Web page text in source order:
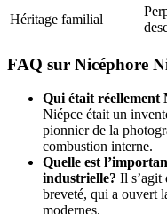
Héritage familial
FAQ sur Nicéphore
Qui était réellement
Niépce était un
pionnier de la
combustion interne.
Quelle est
industrielle? Il s’agit
breveté, qui a ouvert
modernes.